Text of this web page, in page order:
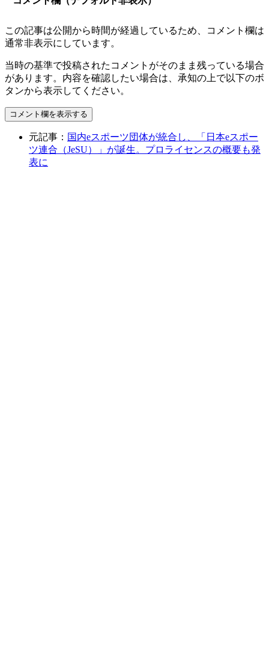
この記事は公開から時間が経過しているため、コメント欄は
通常非表示にしています。
当時の基準で投稿されたコメントがそのまま残っている場合
があります。内容を確認したい場合は、承知の上で以下のボ
タンから表示してください。
コメント欄を表示する
元記事： 国内eスポーツ団体が統合し、「日本eスポー
ツ連合（JeSU）」が誕生。プロライセンスの概要も発
表に